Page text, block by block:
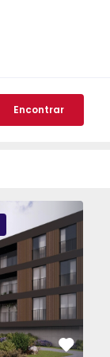
Encontrar
1
Favorito